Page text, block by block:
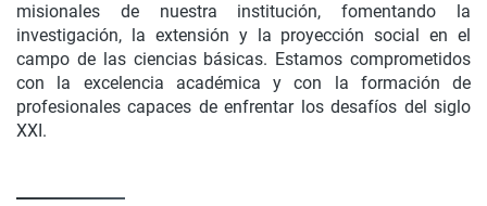
misionales de nuestra institución, fomentando la
investigación, la extensión y la proyección social en el
campo de las ciencias básicas. Estamos comprometidos
con la excelencia académica y con la formación de
profesionales capaces de enfrentar los desafíos del siglo
XXI.